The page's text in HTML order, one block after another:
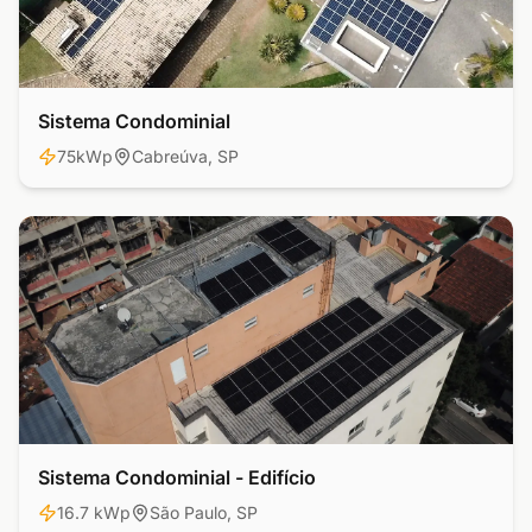
Residencial
Sistema Condominial
75kWp Cabreúva, SP
Comercial
Sistema Condominial - Edifício
16.7 kWp São Paulo, SP